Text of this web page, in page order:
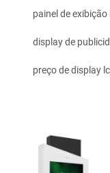
painel de
display de
preço de display